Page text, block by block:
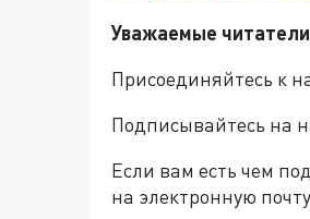
Уважаемые
Присоединяйтесь к
Подписывайтесь на
Если вам есть чем
на электронную почту